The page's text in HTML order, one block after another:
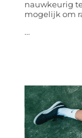
nauwkeurig
mogelijk om
...